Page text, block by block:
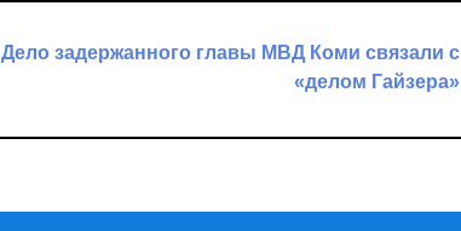
Дело задержанного главы МВД Коми связали с
«делом Гайзера»